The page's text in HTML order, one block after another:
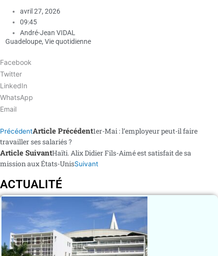
avril 27, 2026
09:45
André-Jean VIDAL
Guadeloupe, Vie quotidienne
Facebook
Twitter
LinkedIn
WhatsApp
Email
PrécédentArticle Précédent1er-Mai : l’employeur peut-il faire
travailler ses salariés ?
Article SuivantHaïti. Alix Didier Fils-Aimé est satisfait de sa
mission aux États-UnisSuivant
ACTUALITÉ